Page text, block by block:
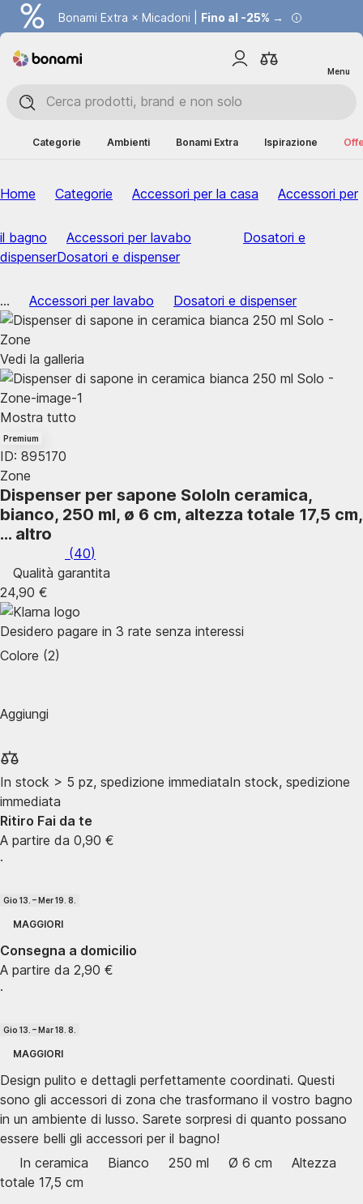
Bonami Extra × Micadoni | Fino al -25% →
Menu
Categorie Ambienti Bonami Extra Ispirazione
Home Categorie Accessori per la casa Accessori per
il bagno Accessori per lavabo
Dosatori e
dispenserDosatori e dispenser
... Accessori per lavabo Dosatori e dispenser
Vedi la galleria
Mostra tutto
Premium
ID: 895170
Zone
Dispenser per sapone SoloIn ceramica,
bianco, 250 ml, ø 6 cm, altezza totale 17,5 cm,
… altro
(40)
Qualità garantita
24,90 €
Desidero pagare in 3 rate senza interessi
Colore (2)
Aggiungi
In stock > 5 pz, spedizione immediataIn stock, spedizione
immediata
Ritiro Fai da te
A partire da 0,90 €
·
Gio 13. – Mer 19. 8.
MAGGIORI
Consegna a domicilio
A partire da 2,90 €
·
Gio 13. – Mar 18. 8.
MAGGIORI
Design pulito e dettagli perfettamente coordinati. Questi
sono gli accessori di zona che trasformano il vostro bagno
in un ambiente di lusso. Sarete sorpresi di quanto possano
essere belli gli accessori per il bagno!
In ceramica
Bianco 250 ml Ø 6 cm
Altezza
totale 17,5 cm